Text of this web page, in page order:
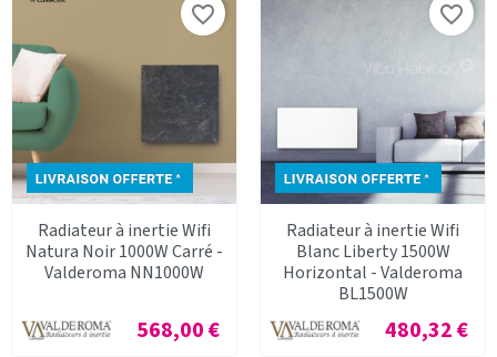
Radiateur à inertie Wifi
Natura Noir 1000W Carré -
Valderoma NN1000W
Prix
568,00 €
favorite_border
Radiateur à inertie Wifi
Blanc Liberty 1500W
Horizontal - Valderoma
BL1500W
Prix
480,32 €
favorite_border